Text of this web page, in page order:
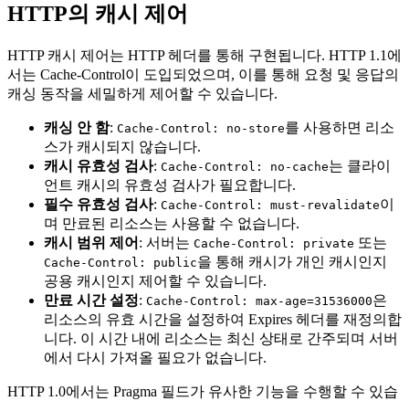
HTTP의 캐시 제어
HTTP 캐시 제어는 HTTP 헤더를 통해 구현됩니다. HTTP 1.1에
서는 Cache-Control이 도입되었으며, 이를 통해 요청 및 응답의
캐싱 동작을 세밀하게 제어할 수 있습니다.
캐싱 안 함: Cache-Control: no-store를 사용하면 리소
스가 캐시되지 않습니다.
캐시 유효성 검사: Cache-Control: no-cache는 클라이
언트 캐시의 유효성 검사가 필요합니다.
필수 유효성 검사: Cache-Control: must-revalidate이
며 만료된 리소스는 사용할 수 없습니다.
캐시 범위 제어 : 서버는 Cache-Control: private 또는
Cache-Control: public을 통해 캐시가 개인 캐시인지
공용 캐시인지 제어할 수 있습니다.
만료 시간 설정: Cache-Control: max-age=31536000은
리소스의 유효 시간을 설정하여 Expires 헤더를 재정의합
니다. 이 시간 내에 리소스는 최신 상태로 간주되며 서버
에서 다시 가져올 필요가 없습니다.
HTTP 1.0에서는 Pragma 필드가 유사한 기능을 수행할 수 있습